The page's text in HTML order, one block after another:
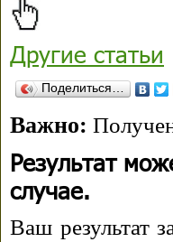
Другие статьи
Поделиться…
Важно:
Результат
случае.
Ваш результат